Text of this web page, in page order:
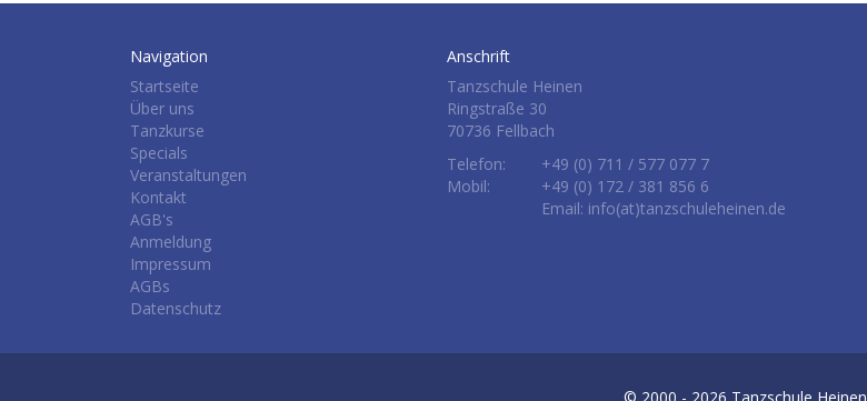
Navigation
Startseite
Über uns
Tanzkurse
Specials
Veranstaltungen
Kontakt
AGB's
Anmeldung
Impressum
AGBs
Datenschutz
Anschrift
Tanzschule Heinen
Ringstraße 30
70736 Fellbach
Telefon:
+49 (0) 711 / 577 077 7
Mobil:
+49 (0) 172 / 381 856 6
Email: info(at)tanzschuleheinen.de